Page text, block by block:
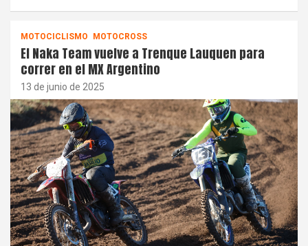
MOTOCICLISMO MOTOCROSS
El Naka Team vuelve a Trenque Lauquen para
correr en el MX Argentino
13 de junio de 2025